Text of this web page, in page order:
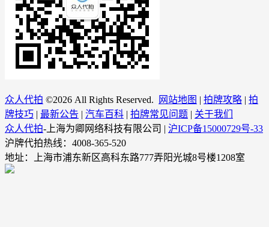
众人代拍 ©2026 All Rights Reserved. 网站地图 | 拍牌攻略 | 拍
牌技巧 | 最新公告 | 汽车百科 | 拍牌常见问题 | 关于我们
众人代拍-上海为卿网络科技有限公司 | 沪ICP备15000729号-33
沪牌代拍热线：4008-365-520
地址：上海市浦东新区高科东路777弄阳光城8号楼1208室